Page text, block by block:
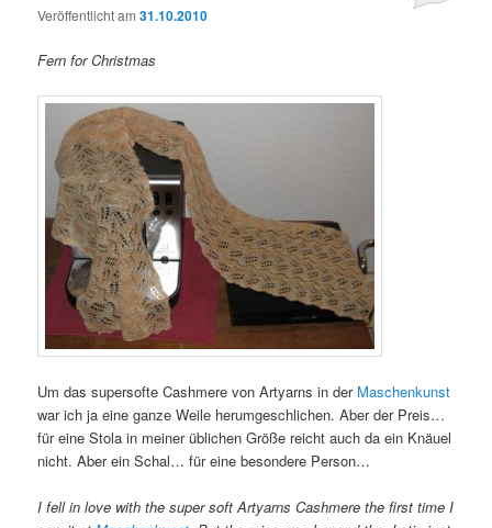
Veröffentlicht am31.10.2010
Fern for Christmas
Um das supersofte Cashmere von Artyarns in der Maschenkunst
war ich ja eine ganze Weile herumgeschlichen. Aber der Preis…
für eine Stola in meiner üblichen Größe reicht auch da ein Knäuel
nicht. Aber ein Schal… für eine besondere Person…
I fell in love with the super soft Artyarns Cashmere the first time I